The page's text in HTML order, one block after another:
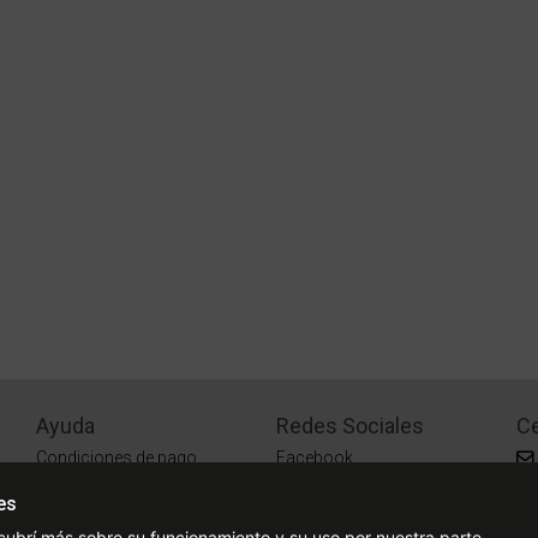
Ayuda
Condiciones de pago
¿Cómo comprar?
Redes Sociales
Facebook